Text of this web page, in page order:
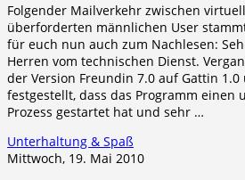
Folgender Mailverkehr zwischen
überforderten männlichen User
für euch nun auch zum Nachlesen:
Herren vom technischen Dienst.
der Version Freundin 7.0 auf Gattin
festgestellt, dass das Programm einen
Prozess gestartet hat und sehr …
Unterhaltung & Spaß
Mittwoch, 19. Mai 2010